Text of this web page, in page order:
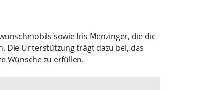
sowie Iris Menzinger, die die
Die Unterstützung trägt dazu bei, das
Wünsche zu erfüllen.